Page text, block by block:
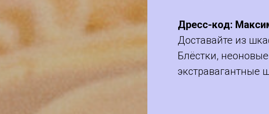
Дресс-код:
Доставайте из
Блёстки,
экстравагантные